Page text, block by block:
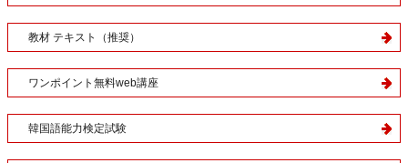
教材 テキスト（推奨）
ワンポイント無料web講座
韓国語能力検定試験